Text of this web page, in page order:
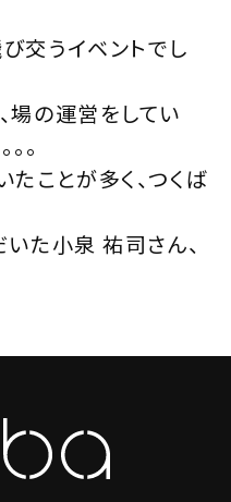
交うイベントでし
場の運営をしてい
。
ことが多く、つくば
いた小泉 祐司さん、